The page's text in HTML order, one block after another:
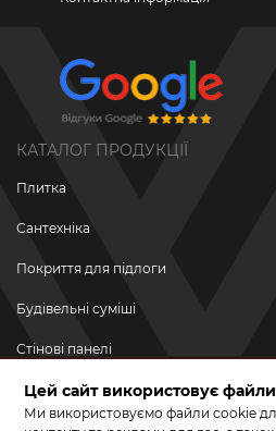
КАТАЛОГ ПРОДУКЦІЇ
Плитка
Сантехніка
Покриття для підлоги
Будівельні суміші
Стінові панелі
Новинки
Цей сайт використовує
Ми використовуємо файли cookie для